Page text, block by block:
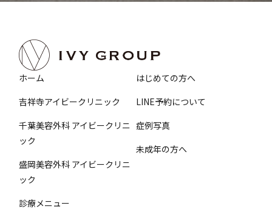
ホーム
吉祥寺アイビークリニック
千葉美容外科 アイビークリニ
ック
盛岡美容外科 アイビークリニ
ック
診療メニュー
はじめての方へ
LINE予約について
症例写真
未成年の方へ